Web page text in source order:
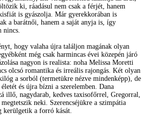
ki, ráadásul nem csak a férjét, hanem
is gyászolja. Már gyerekkorában is
a barátnői, hanem a saját anyja is, így
nincs.
hogy valaha újra találjon magának olyan
még csak harmincas évei közepén járó
nagyon is realista: noha Melissa Moretti
olcsó romantika és irreális rajongás. Két olyan
a sorból (termetükre nézve mindenképp), de
és újra bízni a szerelemben. Dana
illő, nagydarab, kedves taxisofőrrel, Gregorral,
neki. Szerencséjükre a szimpátia
kerülgetik a forró kását.